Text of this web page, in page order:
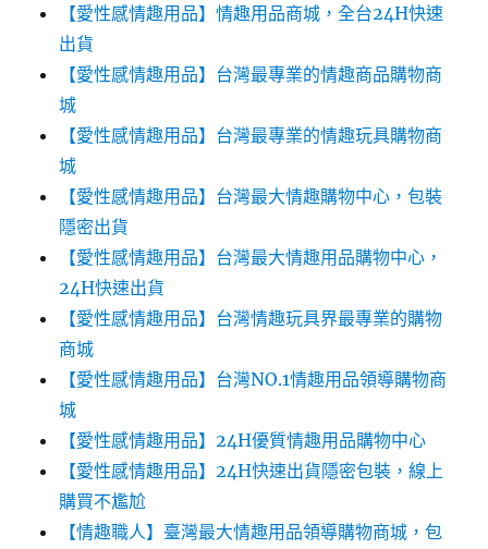
【愛性感情趣用品】情趣用品商城，全台24H快速
出貨
【愛性感情趣用品】台灣最專業的情趣商品購物商
城
【愛性感情趣用品】台灣最專業的情趣玩具購物商
城
【愛性感情趣用品】台灣最大情趣購物中心，包裝
隱密出貨
【愛性感情趣用品】台灣最大情趣用品購物中心，
24H快速出貨
【愛性感情趣用品】台灣情趣玩具界最專業的購物
商城
【愛性感情趣用品】台灣NO.1情趣用品領導購物商
城
【愛性感情趣用品】24H優質情趣用品購物中心
【愛性感情趣用品】24H快速出貨隱密包裝，線上
購買不尷尬‎‎
【情趣職人】臺灣最大情趣用品領導購物商城，包